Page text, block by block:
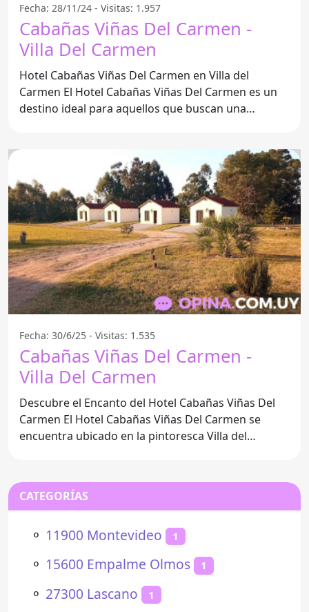
Fecha: 28/11/24 - Visitas: 1.957
Cabañas Viñas Del Carmen -
Villa Del Carmen
Hotel Cabañas Viñas Del Carmen en Villa del
Carmen El Hotel Cabañas Viñas Del Carmen es un
destino ideal para aquellos que buscan una
Fecha: 30/6/25 - Visitas: 1.535
Cabañas Viñas Del Carmen -
Villa Del Carmen
Descubre el Encanto del Hotel Cabañas Viñas Del
Carmen El Hotel Cabañas Viñas Del Carmen se
encuentra ubicado en la pintoresca Villa del
CATEGORÍAS
⚬ 11900 Montevideo 1
⚬ 15600 Empalme Olmos 1
⚬ 27300 Lascano 1